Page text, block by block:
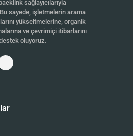
sağlayıcılarıyla
sayede, işletmelerin arama
yükseltmelerine, organik
ve çevrimiçi itibarlarını
oluyoruz.